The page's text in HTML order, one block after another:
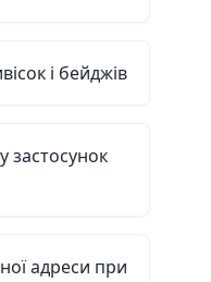
і бейджів
застосунок
адреси при